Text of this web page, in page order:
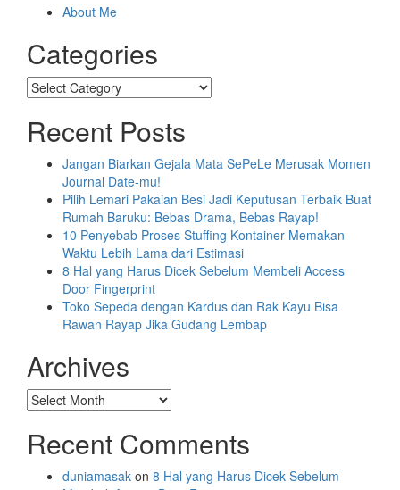
About Me
Categories
Categories
Recent Posts
Jangan Biarkan Gejala Mata SePeLe Merusak Momen
Journal Date-mu!
Pilih Lemari Pakaian Besi Jadi Keputusan Terbaik Buat
Rumah Baruku: Bebas Drama, Bebas Rayap!
10 Penyebab Proses Stuffing Kontainer Memakan
Waktu Lebih Lama dari Estimasi
8 Hal yang Harus Dicek Sebelum Membeli Access
Door Fingerprint
Toko Sepeda dengan Kardus dan Rak Kayu Bisa
Rawan Rayap Jika Gudang Lembap
Archives
Archives
Recent Comments
duniamasak on 8 Hal yang Harus Dicek Sebelum